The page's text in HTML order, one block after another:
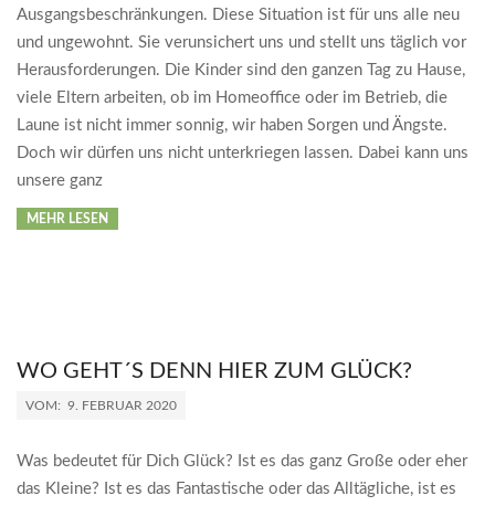
Ausgangsbeschränkungen. Diese Situation ist für uns alle neu
und ungewohnt. Sie verunsichert uns und stellt uns täglich vor
Herausforderungen. Die Kinder sind den ganzen Tag zu Hause,
viele Eltern arbeiten, ob im Homeoffice oder im Betrieb, die
Laune ist nicht immer sonnig, wir haben Sorgen und Ängste.
Doch wir dürfen uns nicht unterkriegen lassen. Dabei kann uns
unsere ganz
MEHR LESEN
WO GEHT´S DENN HIER ZUM GLÜCK?
2020-
09
VOM: 9. FEBRUAR 2020
Was bedeutet für Dich Glück? Ist es das ganz Große oder eher
das Kleine? Ist es das Fantastische oder das Alltägliche, ist es